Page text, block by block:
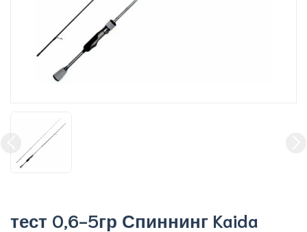
тест 0,6-5гр Спиннинг Kaida